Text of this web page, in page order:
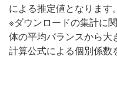
による推定値となります。
※ダウンロードの集計に
体の平均バランスから大
計算公式による個別係数